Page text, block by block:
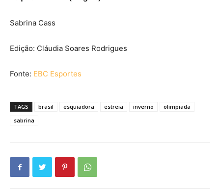
Sabrina Cass
Edição: Cláudia Soares Rodrigues
Fonte: EBC Esportes
TAGS brasil esquiadora estreia inverno
olimpiada
sabrina